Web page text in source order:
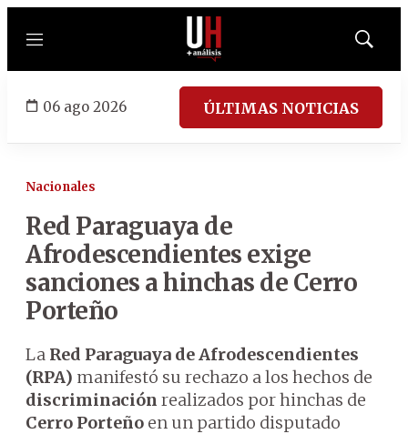
Menú
Mostrar
06 ago 2026 ÚLTIMAS NOTICIAS
Nacionales
Red Paraguaya de
Afrodescendientes exige
sanciones a hinchas de Cerro
Porteño
La Red Paraguaya de Afrodescendientes
(RPA) manifestó su rechazo a los hechos de
discriminación realizados por hinchas de
Cerro Porteño en un partido disputado